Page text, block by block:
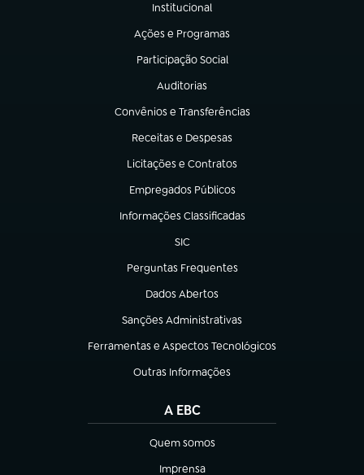
Institucional
(abre em nova aba)
Ações e Programas
(abre em nova aba)
Participação Social
(abre em nova aba)
Auditorias
(abre em nova aba)
Convênios e Transferências
(abre em nova aba)
Receitas e Despesas
(abre em nova aba)
Licitações e Contratos
(abre em nova aba)
Empregados Públicos
(abre em nova aba)
Informações Classificadas
(abre em nova aba)
SIC
(abre em nova aba)
Perguntas Frequentes
(abre em nova aba)
Dados Abertos
(abre em nova aba)
Sanções Administrativas
(abre em nova aba)
Ferramentas e Aspectos Tecnológicos
(abre em nova aba)
Outras Informações
(abre em nova aba)
A EBC
Quem somos
(abre em nova aba)
Imprensa